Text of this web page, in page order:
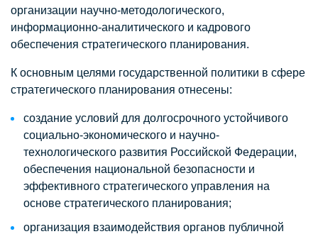
организации научно-методологического,
информационно-аналитического и кадрового
обеспечения стратегического планирования.
К основным целями государственной политики в сфере
стратегического планирования отнесены:
создание условий для долгосрочного устойчивого
социально-экономического и научно-
технологического развития Российской Федерации,
обеспечения национальной безопасности и
эффективного стратегического управления на
основе стратегического планирования;
организация взаимодействия органов публичной